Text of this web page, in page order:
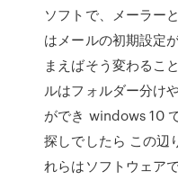
ソフトで、メーラー
はメールの初期設定
まえばそう変わるこ
ルはフォルダー分け
ができ windows 10
探しでしたら この辺
れらはソフトウェア